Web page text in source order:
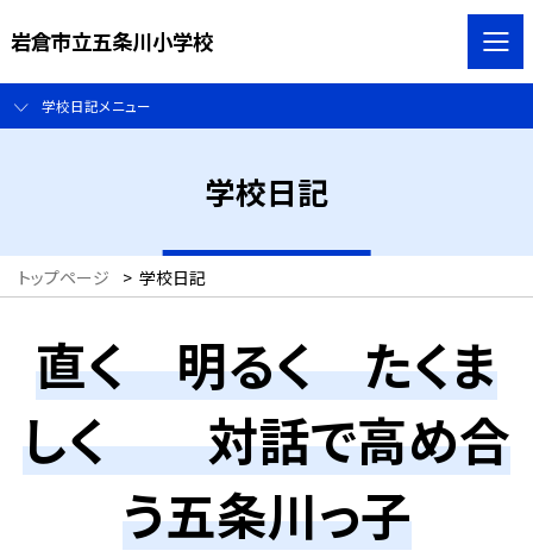
岩倉市立五条川小学校
学校日記メニュー
学校日記
トップページ > 学校日記
直く 明るく たくま
しく 対話で高め合
う五条川っ子